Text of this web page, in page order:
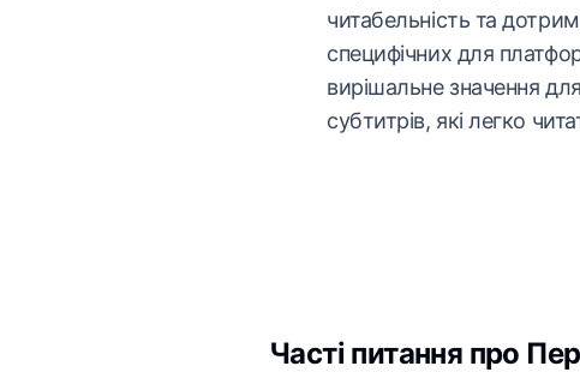
читабельність та
специфічних для
вирішальне значення
субтитрів, які легко
Часті питання про